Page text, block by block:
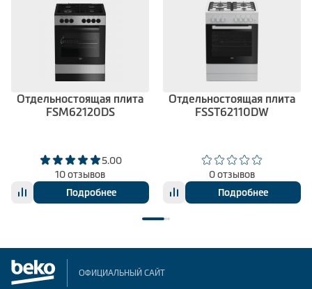
Отдельностоящая плита
FSM62120DS
5.00
10 отзывов
Подробнее
Отдельностоящая плита
FSST62110DW
0 отзывов
Подробнее
ОФИЦИАЛЬНЫЙ САЙТ